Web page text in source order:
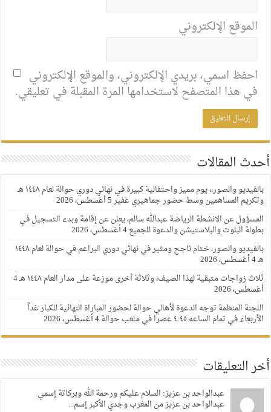
الموقع الإلكتروني
احفظ اسمي، بريدي الإلكتروني، والموقع الإلكتروني
في هذا المتصفح لاستخدامها المرة المقبلة في تعليقي.
أحدث المقالات
بالفيديو والصور،، يوم مميز واحتفالية كبيرة في نهائي دوري حوالة لعام ١٤٤٨ هـ
وتكريم المساهمين وسط حضور جماهيري غفير5 أغسطس، 2026
المسؤول عن الانشطة الرياضة عبدالله سالم، يعلن عن إقامة وبدء التسجيل في
بطولة البلوت والبلاستيشن والدعوة للجميع4 أغسطس، 2026
بالفيديو والصور، ختام ناجح ومثير في نهائي دوري البراعم في حوالة لعام ١٤٤٨
هـ4 أغسطس، 2026
ثلاث زواجات متبقية لهذا الصيف، وثلاثة أخرى موزعة على مدار العام ١٤٤٨ هـ
4
أغسطس، 2026
اللجنة المنظمة توجه الدعوة لأهالي حوالة لحضور المباراة النهائية للكبار غداً
الأربعاء في تمام الساعه ٤:٤٥ عصرا في ملعب حوالة 4 أغسطس، 2026
أخر التعليقات
عبدالواحد بن عزيز: السلام عليكم ورحمة الله وبركاتة إسمي
عبدالواحد بن عزيز من المغرب وجدي الأكبر إسم...